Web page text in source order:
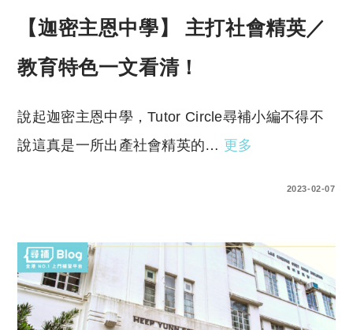
【迦密主恩中學】 主打社會精英／
教育特色一文看清！
說起迦密主恩中學，Tutor Circle尋補小編不得不
說這真是一所出產社會精英的… 更多
2023-02-07